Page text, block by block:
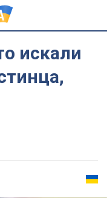
искали